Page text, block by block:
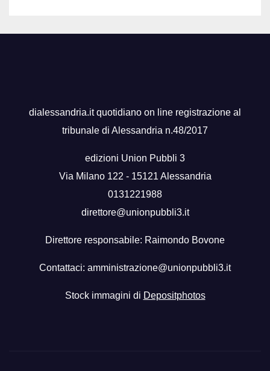
dialessandria.it quotidiano on line registrazione al
tribunale di Alessandria n.48/2017
edizioni Union Pubbli 3
Via Milano 122 - 15121 Alessandria
0131221988
direttore@unionpubbli3.it
Direttore responsabile: Raimondo Bovone
Contattaci: amministrazione@unionpubbli3.it
Stock immagini di Depositphotos